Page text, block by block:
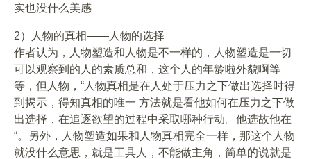
实也没什么美感
2）人物的真相——人物的选择
作者认为，人物塑造和人物是不一样的，人物塑造是一切
可以观察到的人的素质总和，这个人的年龄啦外貌啊等
等，但人物，“人物真相是在人处于压力之下做出选择时得
到揭示，得知真相的唯一 方法就是看他如何在压力之下做
出选择，在追逐欲望的过程中采取哪种行动。他选故他在
“。另外，人物塑造如果和人物真相完全一样，那这个人物
就没什么意思，就是工具人，不能做主角，简单的说就是